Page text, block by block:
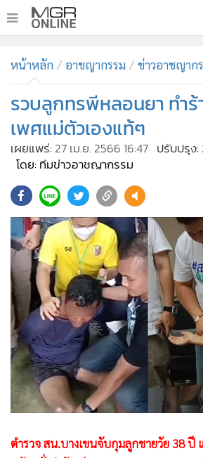
ทันเหตุการณ์
• ภาคใต้
ภูมิภาค
Online Section
บันเทิง
• ผู้จัดการรายวัน
• คอลัมนิสต์
ละคร
• CbizReview
• Cyber BIZ
• ผู้จัดกวน
•
Good health & Well-being
• Green Innovation & SD
• Management & HR
MGR Live
•
Infographic
• ท่องเที่ยว
หน้าหลัก อาชญากรรม ข่าวอาชญาก
รวบลูกทรพีหลอนยา ทำ
เพศแม่ตัวเองแท้ๆ
เผยแพร่: 27 เม.ย. 2566 16:47 ปรับปรุง:
โดย: ทีมข่าวอาชญากรรม
ตำรวจ สน.บางเขนจับกุมลูกชายวัย 38 ปี